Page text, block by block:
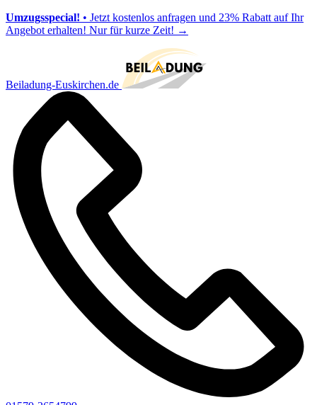
Umzugsspecial! • Jetzt kostenlos anfragen und 23% Rabatt auf Ihr
Angebot erhalten! Nur für kurze Zeit! →
Beiladung-Euskirchen.de